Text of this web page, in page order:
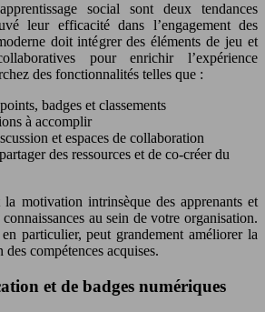
social sont deux tendances
leur efficacité dans l’engagement des
doit intégrer des éléments de jeu et
pour enrichir l’expérience
des fonctionnalités telles que :
badges et classements
à accomplir
et espaces de collaboration
des ressources et de co-créer du
la motivation intrinsèque des apprenants et
au sein de votre organisation.
en particulier, peut grandement améliorer la
compétences acquises.
et de badges numériques